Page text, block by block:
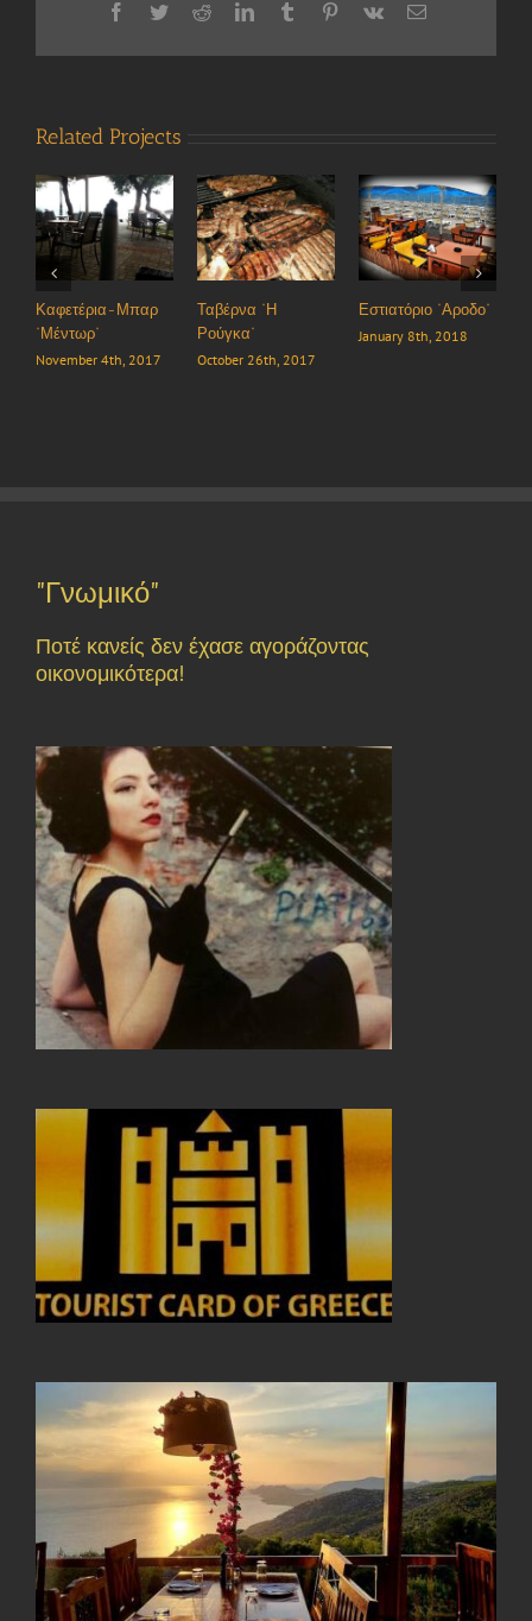
Facebook
TwitterRedditLinkedInTumblr Pinterest
Vk Email
Related Projects
Καφετέρια-Μπαρ
“Μέντωρ”
November 4th, 2017
Ταβέρνα “Η
Ρούγκα”
October 26th, 2017
Εστιατόριο “Αροδο”
January 8th, 2018
"Γνωμικό"
Ποτέ κανείς δεν έχασε αγοράζοντας
οικονομικότερα!